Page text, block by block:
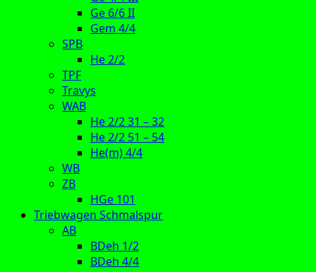
Ge 6/6 II
Gem 4/4
SPB
He 2/2
TPF
Travys
WAB
He 2/2 31 – 32
He 2/2 51 – 54
He(m) 4/4
WB
ZB
HGe 101
Triebwagen Schmalspur
AB
BDeh 1/2
BDeh 4/4